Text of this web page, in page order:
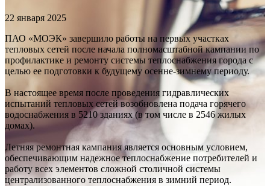
22 января 2025
ПАО «МОЭК» завершило работы на первых участках
тепловых сетей после начала полномасштабной кампании по
профилактике и ремонту системы теплоснабжения города с
целью ее подготовки к будущему осенне-зимнему периоду.
В настоящее время после проведения гидравлических
испытаний тепловых сетей возобновлена подача горячего
водоснабжения в 5210 зданиях (в том числе в 2546 жилых
домах).
Летняя ремонтная кампания является основным условием,
обеспечивающим надежное теплоснабжение потребителей и
работу всех элементов сложной столичной системы
централизованного теплоснабжения в зимний период.